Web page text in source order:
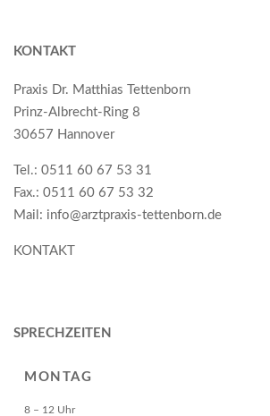
KONTAKT
Praxis Dr. Matthias Tettenborn
Prinz-Albrecht-Ring 8
30657 Hannover
Tel.: 0511 60 67 53 31
Fax.: 0511 60 67 53 32
Mail: info@arztpraxis-tettenborn.de
KONTAKT
SPRECHZEITEN
MONTAG
8 – 12 Uhr